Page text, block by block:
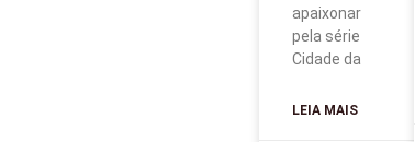
apaixonar
pela série
Cidade da
LEIA MAIS